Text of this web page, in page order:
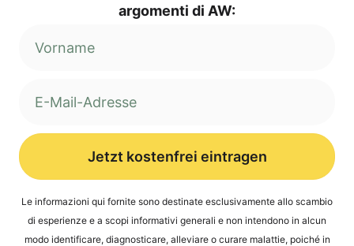
argo­men­ti di AW:
Jetzt kostenfrei eintragen
Le infor­ma­zio­ni qui for­ni­te sono desti­na­te esclu­si­v­a­men­te allo scam­bio
di espe­ri­en­ze e a sco­pi infor­ma­ti­vi gene­ra­li e non inten­do­no in alcun
modo iden­ti­fi­ca­re, dia­gno­sti­ca­re, alle­vi­a­re o cura­re malat­tie, poi­ché in